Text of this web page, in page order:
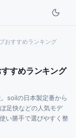
おすすめランキング
すめランキング
soilの日本製定番から
足快などの人気モデ
い勝手で選びやすく整